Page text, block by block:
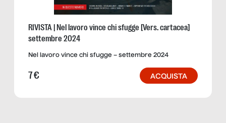
RIVISTA | Nel lavoro vince chi sfugge [Vers. cartacea]
settembre 2024
Nel lavoro vince chi sfugge – settembre 2024
7€ ACQUISTA